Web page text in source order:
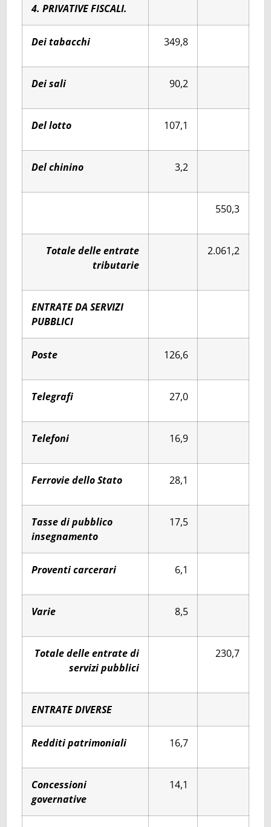
4. PRIVATIVE FISCALI.
Dei tabacchi 349,8
Dei sali 90,2
Del lotto 107,1
Del chinino 3,2
550,3
Totale delle entrate
tributarie
2.061,2
ENTRATE DA SERVIZI
PUBBLICI
Poste 126,6
Telegrafi 27,0
Telefoni 16,9
Ferrovie dello Stato 28,1
Tasse di pubblico
insegnamento
17,5
Proventi carcerari 6,1
Varie 8,5
Totale delle entrate di
servizi pubblici
230,7
ENTRATE DIVERSE
Redditi patrimoniali 16,7
Concessioni
governative
14,1